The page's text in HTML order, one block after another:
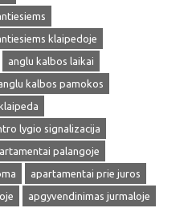
klaipedoje
anglu kalbos laikai
kalbos pamokos
lygio signalizacija
palangoje
apartamentai prie juros
apgyvendinimas jurmaloje